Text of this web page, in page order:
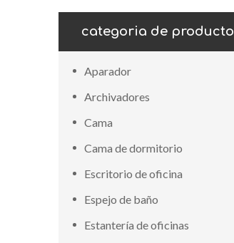
categoria de producto
Aparador
Archivadores
Cama
Cama de dormitorio
Escritorio de oficina
Espejo de baño
Estantería de oficinas